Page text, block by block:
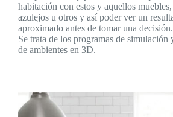
habitación con estos y aquellos
azulejos u otros y así poder ver un
aproximado antes de tomar una decisión.
Se trata de los programas de simulación
de ambientes en 3D.